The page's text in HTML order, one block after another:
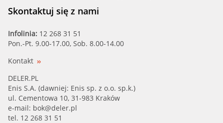
Skontaktuj się z nami
Infolinia: 12 268 31 51
Pon.-Pt. 9.00-17.00, Sob. 8.00-14.00
Kontakt
DELER.PL
Enis S.A. (dawniej: Enis sp. z o.o. sp.k.)
ul. Cementowa 10, 31-983 Kraków
e-mail: bok@deler.pl
tel. 12 268 31 51